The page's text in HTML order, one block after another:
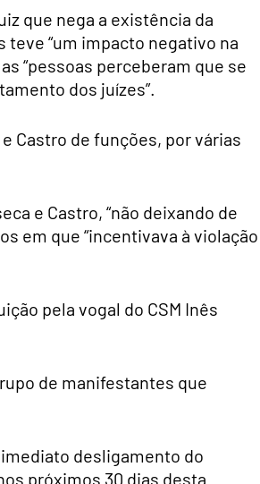
que nega a existência da
teve “um impacto negativo na
“pessoas perceberam que se
dos juízes”.
Castro de funções, por várias
e Castro, “não deixando de
em que “incentivava à violação
pela vogal do CSM Inês
de manifestantes que
imediato desligamento do
próximos 30 dias desta